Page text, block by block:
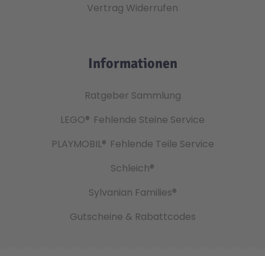
Vertrag Widerrufen
Informationen
Ratgeber Sammlung
LEGO® Fehlende Steine Service
PLAYMOBIL® Fehlende Teile Service
Schleich®
Sylvanian Families®
Gutscheine & Rabattcodes